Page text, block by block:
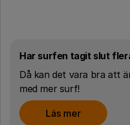
Har surfen tagit slut
Då kan det vara bra att
med mer surf!
Läs mer